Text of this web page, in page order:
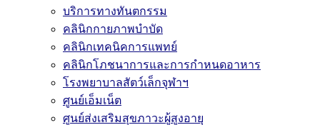
บริการทางทันตกรรม
คลินิกกายภาพบำบัด
คลินิกเทคนิคการแพทย์
คลินิกโภชนาการและการกำหนดอาหาร
โรงพยาบาลสัตว์เล็กจุฬาฯ
ศูนย์เอ็มเน็ต
ศูนย์ส่งเสริมสุขภาวะผู้สูงอายุ